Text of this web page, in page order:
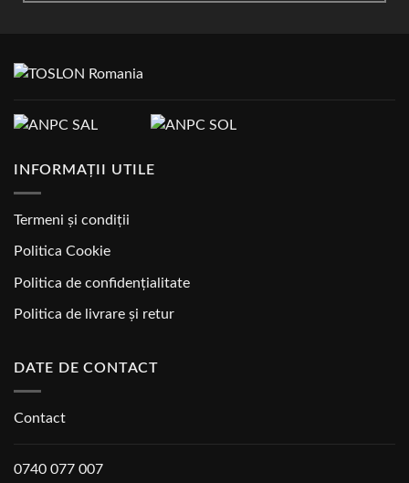
INFORMAȚII UTILE
Termeni și condiții
Politica Cookie
Politica de confidențialitate
Politica de livrare și retur
DATE DE CONTACT
Contact
0740 077 007